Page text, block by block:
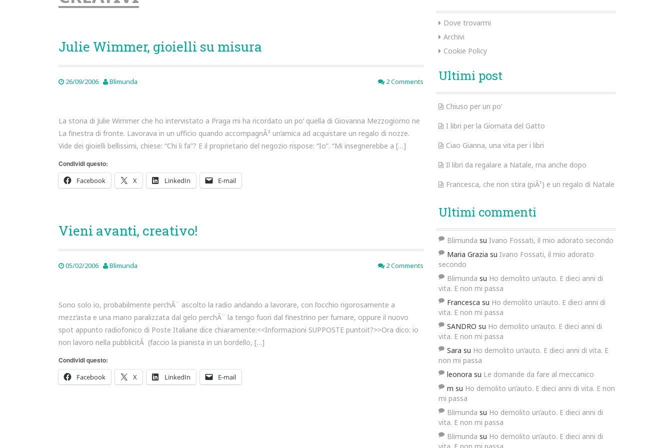
Julie Wimmer, gioielli su misura
26/09/2006 Blimunda 2 Comments
La storia di Julie Wimmer che ho intervistato a Praga mi ha ricordato un po’ quella di Giovanna Mezzogiorno ne
La finestra di fronte. Lavorava in un ufficio quando accompagnÃ² un’amica ad acquistare un regalo di nozze.
Vide dei gioielli bellissimi, chiese: “Chi li fa”? E il proprietario del negozio rispose: “Io”. “Mi insegnerebbe a […]
Condividi questo:
Facebook
X LinkedIn E-mail
Vieni avanti, creativo!
05/02/2006 Blimunda 2 Comments
Sono solo io, probabilmente perchÃ¨ ascolto la radio andando a lavorare, con l’occhio rigorosamente a
mezz’asta e una mano paralizzata dal gelo perchÃ¨ la tengo fuori dal finestrino per fumare, oppure il nuovo
spot appunto radiofonico di Poste Italiane dice chiaramente:<<Informazioni SUPPOSTE puntoit?>>Ora dico: io
non lavoro nella pubblicitÃ (faccio la pianista in un bordello, […]
Condividi questo:
Facebook
X LinkedIn E-mail
Dove trovarmi
Archivi
Cookie Policy
Ultimi post
Chiuso per un po’
I libri per la Giornata del Gatto
Ciao Gianna, una vita per i libri
Il libri da regalare a Natale, ma anche dopo
Francesca, che non stira (piÃ¹) e un regalo di Natale
Ultimi commenti
Blimunda su Ivano Fossati, il mio adorato secondo
Maria Grazia su Ivano Fossati, il mio adorato
secondo
Blimunda su Ho demolito un’auto. E dieci anni di
vita. E non mi passa
Francesca su Ho demolito un’auto. E dieci anni di
vita. E non mi passa
SANDRO su Ho demolito un’auto. E dieci anni di
vita. E non mi passa
Sara su Ho demolito un’auto. E dieci anni di vita. E
non mi passa
leonora su Le domande da fare al meccanico
m su Ho demolito un’auto. E dieci anni di vita. E non
mi passa
Blimunda su Ho demolito un’auto. E dieci anni di
vita. E non mi passa
Blimunda su Ho demolito un’auto. E dieci anni di